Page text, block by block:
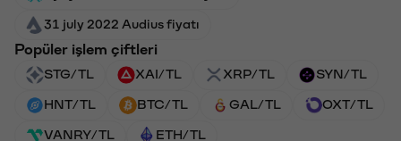
31 july 2022 Audius fiyatı
Popüler işlem çiftleri
STG/TL XAI/TL XRP/TL SYN/TL
HNT/TL BTC/TL GAL/TL OXT/TL
VANRY/TL ETH/TL